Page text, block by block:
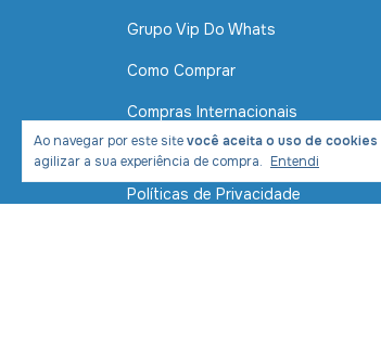
Ao navegar por este sitevocê aceita o uso de cookies
agilizar a sua experiência de compra. Entendi
Grupo Vip Do Whats
Como Comprar
Compras Internacionais
Contato
Políticas de Privacidade